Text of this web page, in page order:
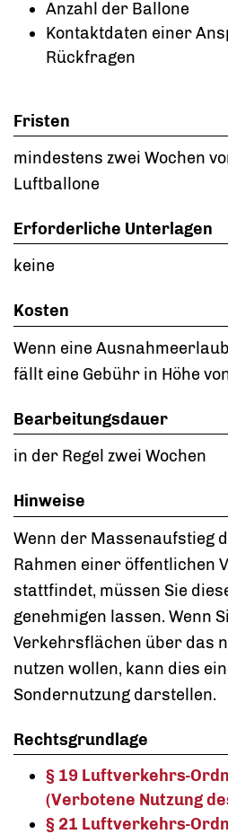
Anzahl der Ballone
Kontaktdaten einer
Rückfragen
Fristen
mindestens zwei Wochen
Luftballone
Erforderliche Unterlagen
keine
Kosten
Wenn eine
fällt eine Gebühr in Höhe
Bearbeitungsdauer
in der Regel zwei Wochen
Hinweise
Wenn der Massenaufstieg
Rahmen einer öffentlichen
stattfindet, müssen Sie
genehmigen lassen. Wenn
Verkehrsflächen über das
nutzen wollen, kann dies
Sondernutzung darstellen.
Rechtsgrundlage
§ 19 Luftverkehrs-
(Verbotene Nutzung
§ 21 Luftverkehrs-